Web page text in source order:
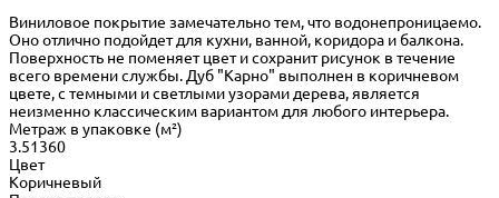
Виниловое покрытие замечательно тем, что водонепроницаемо.
Оно отлично подойдет для кухни, ванной, коридора и балкона.
Поверхность не поменяет цвет и сохранит рисунок в течение
всего времени службы. Дуб "Карно" выполнен в коричневом
цвете, с темными и светлыми узорами дерева, является
неизменно классическим вариантом для любого интерьера.
Метраж в упаковке (м²)
3.51360
Цвет
Коричневый